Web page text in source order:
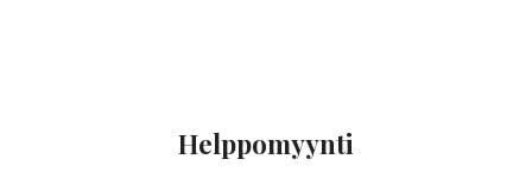
Helppomyynti